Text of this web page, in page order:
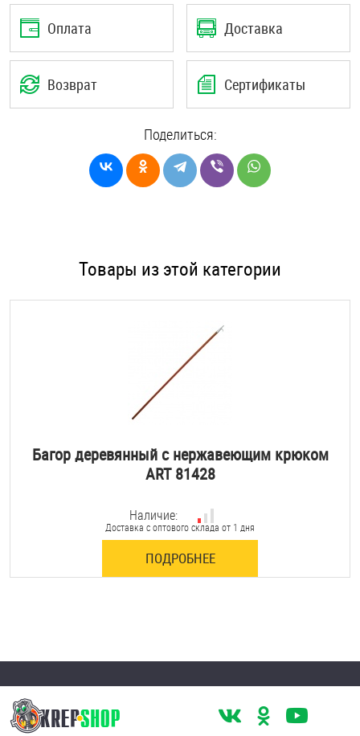
Оплата Доставка
Возврат Сертификаты
Поделиться:
Товары из этой категории
Багор деревянный с нержавеющим крюком
ART 81428
Наличие:
Доставка с оптового склада от 1 дня
ПОДРОБНЕЕ